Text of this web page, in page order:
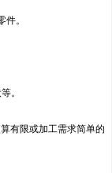
。
。
有限或加工需求简单的